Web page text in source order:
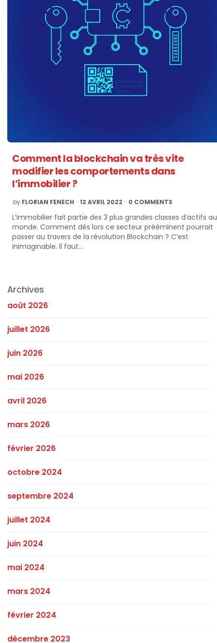
Comment la blockchain va très vite
modifier les comportements dans
l’immobilier ?
POSTED
BY
by FLORIAN FENECH 12 AVRIL 2022 0 COMMENTS
L’immobilier fait partie des 3 plus grandes classes d’actifs au
monde. Comment dès lors ce secteur prééminent pourrait
passer au travers de la révolution Blockchain ? C’est
inimaginable. Il faut…
Archives
août 2026
juillet 2026
juin 2026
mai 2026
avril 2026
mars 2026
février 2026
octobre 2024
septembre 2024
juillet 2024
juin 2024
mai 2024
mars 2024
février 2024
décembre 2023